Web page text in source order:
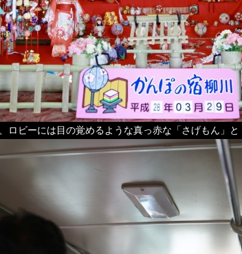
ロビーには目の覚めるような真っ赤な「さげもん」と